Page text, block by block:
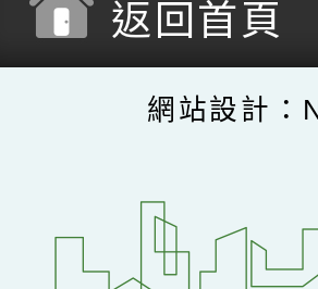
返回首頁
網站設計：